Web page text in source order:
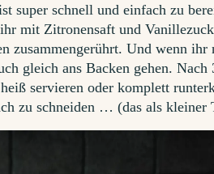
super schnell und einfach zu
mit Zitronensaft und
zusammengerührt. Und wenn ihr
gleich ans Backen gehen.
servieren oder komplett
zu schneiden … (das als kleiner